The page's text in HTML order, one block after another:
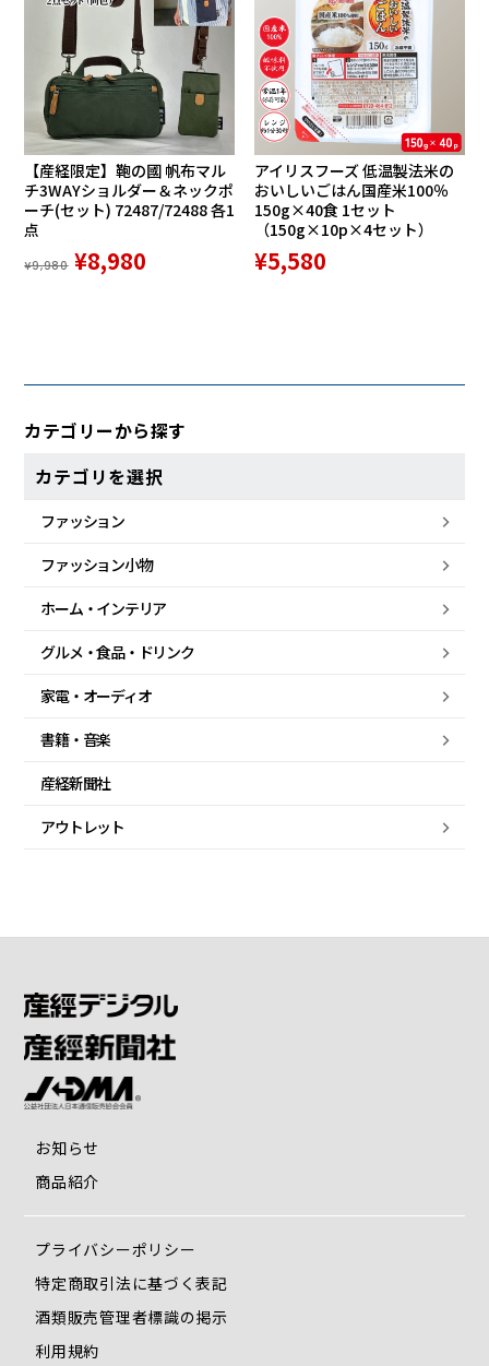
カテゴリーから探す
カテゴリを選択
ファッション
ファッション小物
ホーム・ インテリア
グルメ・食品・ ドリンク
家電・ オーディオ
書籍・音楽
産経新聞社
アウトレット
【産経限定】鞄の國 帆布マル
チ3WAYショルダー＆ネックポ
ーチ(セット) 72487/72488 各1
点
¥9,980 ¥8,980
アイリスフーズ 低温製法米の
おいしいごはん国産米100％
150g×40食 1セット
（150g×10p×4セット）
¥5,580
お知らせ
商品紹介
プライバシーポリシー
特定商取引法に基づく表記
酒類販売管理者標識の掲示
利用規約